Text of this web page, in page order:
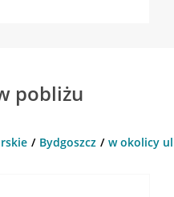
pobliżu
Bydgoszcz w okolicy